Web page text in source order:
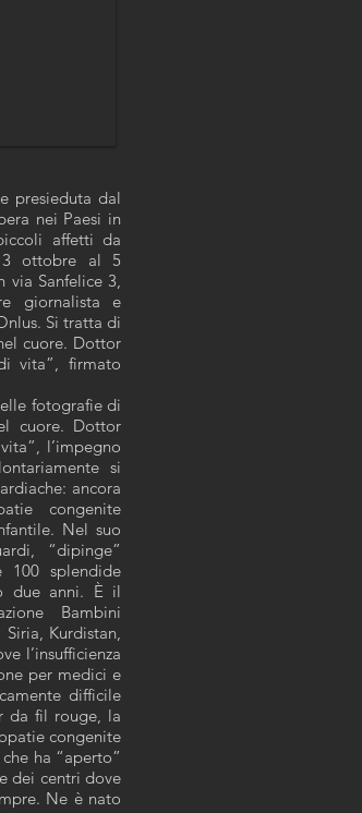
presieduta dal
nei Paesi in
affetti da
ottobre al 5
via Sanfelice 3,
giornalista e
Si tratta di
cuore. Dottor
vita”, firmato
fotografie di
cuore. Dottor
l’impegno
si
ancora
congenite
Nel suo
“dipinge”
100 splendide
due anni. È il
Bambini
Kurdistan,
l’insufficienza
per medici e
difficile
da fil rouge, la
congenite
ha “aperto”
dei centri dove
Ne è nato